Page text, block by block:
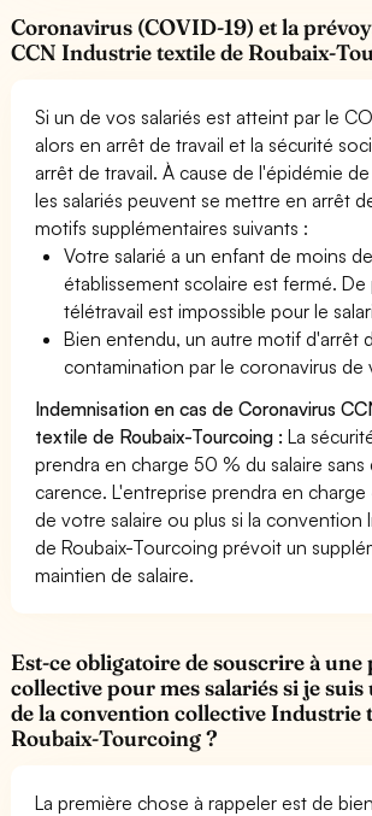
Coronavirus (COVID-19) et la
CCN Industrie textile de Roubaix-
Si un de vos salariés est atteint par le
alors en arrêt de travail et la sécurité
arrêt de travail. À cause de l'épidémie
les salariés peuvent se mettre en arrêt
motifs supplémentaires suivants :
Votre salarié a un enfant de moins
établissement scolaire est fermé. De
télétravail est impossible pour le
Bien entendu, un autre motif d'arrêt
contamination par le coronavirus de
Indemnisation en cas de Coronavirus
textile de Roubaix-Tourcoing : La
prendra en charge 50 % du salaire sans
carence. L'entreprise prendra en
de votre salaire ou plus si la convention
de Roubaix-Tourcoing prévoit un
maintien de salaire.
Est-ce obligatoire de souscrire à une
collective pour mes salariés si je
de la convention collective Industrie
Roubaix-Tourcoing ?
La première chose à rappeler est de